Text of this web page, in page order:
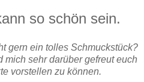
so schön sein.
gern ein tolles Schmuckstück?
mich sehr darüber gefreut euch
vorstellen zu können.